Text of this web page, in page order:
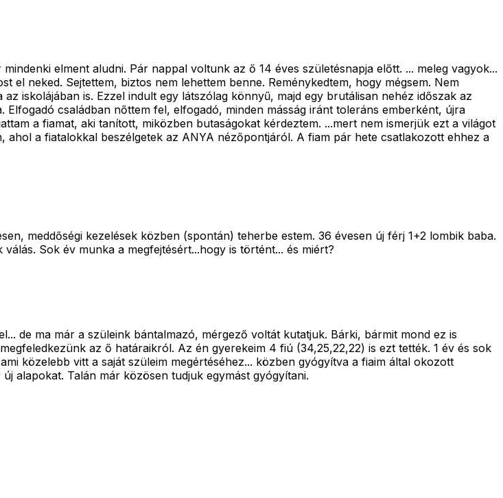
elment aludni. Pár nappal voltunk az ő 14 éves születésnapja előtt. ... meleg vagyok...
el neked. Sejtettem, biztos nem lehettem benne. Reménykedtem, hogy mégsem. Nem
iskolájában is. Ezzel indult egy látszólag könnyű, majd egy brutálisan nehéz időszak az
családban nőttem fel, elfogadó, minden másság iránt toleráns emberként, újra
a fiamat, aki tanított, miközben butaságokat kérdeztem. ...mert nem ismerjük ezt a világot
ahol a fiatalokkal beszélgetek az ANYA nézőpontjáról. A fiam pár hete csatlakozott ehhez a
meddőségi kezelések közben (spontán) teherbe estem. 36 évesen új férj 1+2 lombik baba.
Sok év munka a megfejtésért...hogy is történt... és miért?
de ma már a szüleink bántalmazó, mérgező voltát kutatjuk. Bárki, bármit mond ez is
az ő határaikról. Az én gyerekeim 4 fiú (34,25,22,22) is ezt tették. 1 év és sok
közelebb vitt a saját szüleim megértéséhez... közben gyógyítva a fiaim által okozott
alapokat. Talán már közösen tudjuk egymást gyógyítani.